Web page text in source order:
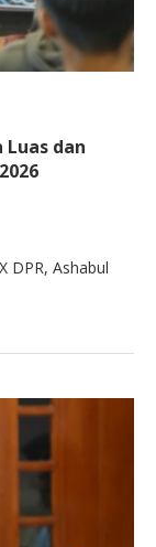
Luas dan
DPR, Ashabul